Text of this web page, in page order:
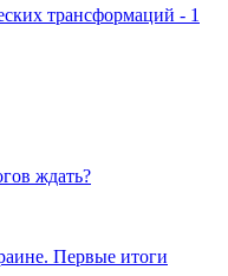
трансформаций - 1
ждать?
Первые итоги